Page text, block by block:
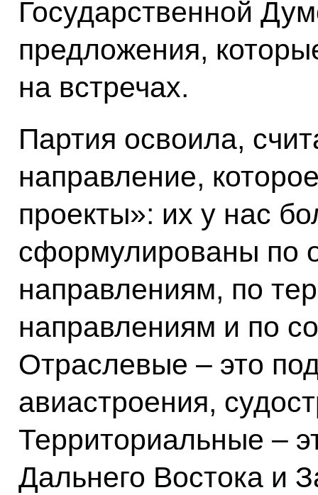
Государственной
предложения,
на встречах.
Партия освоила,
направление,
проекты»: их у нас
сформулированы по
направлениям, по
направлениям и по
Отраслевые – это
авиастроения,
Территориальные –
Дальнего Востока и